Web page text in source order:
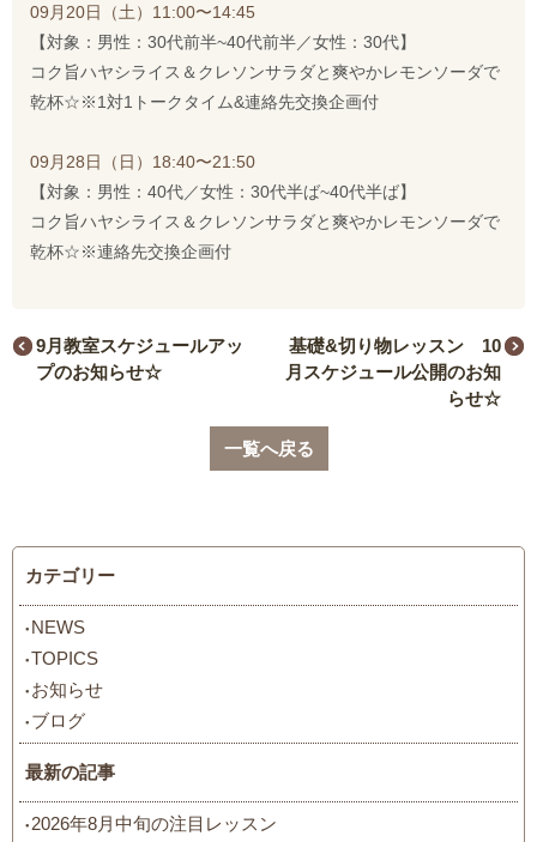
09月20日（土）11:00〜14:45
【対象：男性：30代前半~40代前半／女性：30代】
コク旨ハヤシライス＆クレソンサラダと爽やかレモンソーダで
乾杯☆※1対1トークタイム&連絡先交換企画付
09月28日（日）18:40〜21:50
【対象：男性：40代／女性：30代半ば~40代半ば】
コク旨ハヤシライス＆クレソンサラダと爽やかレモンソーダで
乾杯☆※連絡先交換企画付
9月教室スケジュールアッ
プのお知らせ☆
基礎&切り物レッスン 10
月スケジュール公開のお知
らせ☆
一覧へ戻る
カテゴリー
NEWS
TOPICS
お知らせ
ブログ
最新の記事
2026年8月中旬の注目レッスン